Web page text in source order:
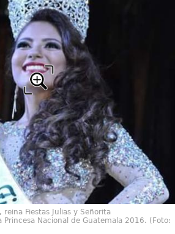
Fiestas Julias y Señorita
Nacional de Guatemala 2016. (Foto: